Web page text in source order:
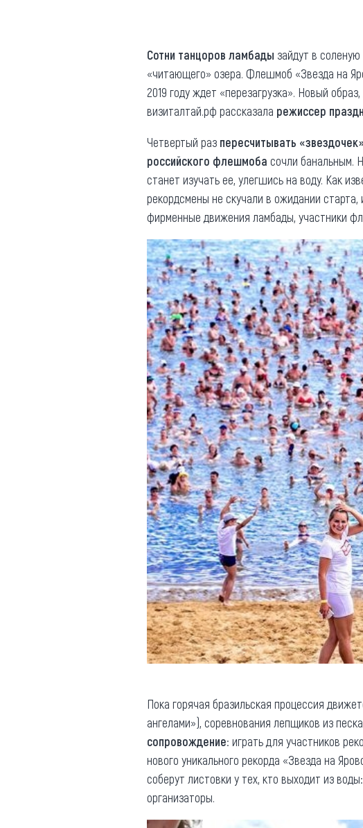
Придорожные кафе
Новости
Что
Другие рубрики
Реестр туроператоров
Реестр туристических
агентств Алтайского края
Обращения граждан
Противодействие коррупции
Сотни танцоров ламбады зайдут в соленую
«читающего» озера. Флешмоб «Звезда на
2019 году ждет «перезагрузка». Новый
визиталтай.рф рассказала режиссер
Четвертый раз пересчитывать
российского флешмоба сочли банальным.
станет изучать ее, улегшись на воду. Как
рекордсмены не скучали в ожидании
фирменные движения ламбады, участники
Пока горячая бразильская процессия
ангелами»), соревнования лепщиков из
сопровождение: играть для участников
нового уникального рекорда «Звезда на
соберут листовки у тех, кто выходит из
организаторы.